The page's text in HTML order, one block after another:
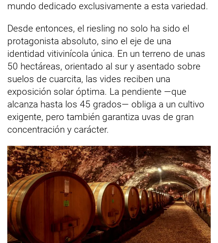
mundo dedicado exclusivamente a esta variedad.
Desde entonces, el riesling no solo ha sido el
protagonista absoluto, sino el eje de una
identidad vitivinícola única. En un terreno de unas
50 hectáreas, orientado al sur y asentado sobre
suelos de cuarcita, las vides reciben una
exposición solar óptima. La pendiente —que
alcanza hasta los 45 grados— obliga a un cultivo
exigente, pero también garantiza uvas de gran
concentración y carácter.